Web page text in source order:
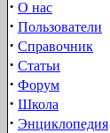
· О нас
· Пользователи
· Справочник
· Статьи
· Форум
· Школа
· Энциклопедия